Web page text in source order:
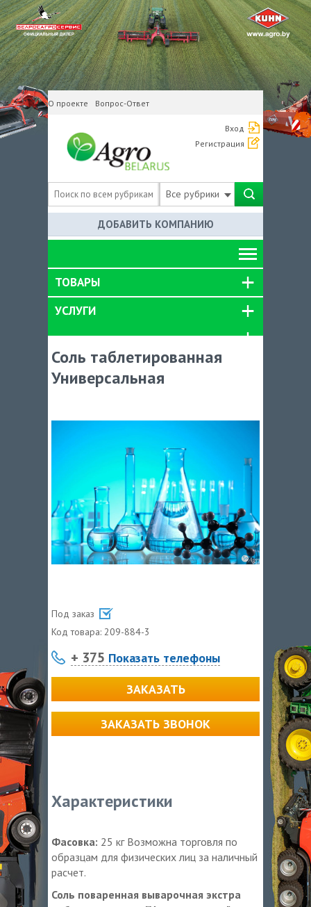
О проекте Вопрос-Ответ
Вход
Регистрация
Все рубрики
ДОБАВИТЬ КОМПАНИЮ
ТОВАРЫ
УСЛУГИ
Соль таблетированная
Универсальная
Под заказ
Код товара: 209-884-3
+ 375 Показать телефоны
ЗАКАЗАТЬ
ЗАКАЗАТЬ ЗВОНОК
Характеристики
Фасовка: 25 кг Возможна торговля по
образцам для физических лиц за наличный
расчет.
Соль поваренная выварочная экстра